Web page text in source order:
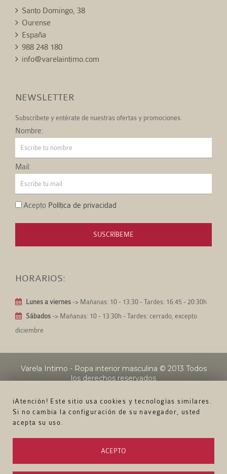
¡Atención! Este sitio usa cookies y tecnologías similares.
Si no cambia la configuración de su navegador, usted
acepta su uso.
ACEPTO
Santo Domingo, 38
Ourense
España
988 248 180
info@varelaintimo.com
NEWSLETTER
Subscríbete y entérate de nuestras ofertas y promociones.
Nombre:
Mail:
Acepto Política de privacidad
SUSCRÍBEME
HORARIOS:
Lunes a viernes -> Mañanas: 10 - 13:30 - Tardes: 16:45 - 20:30h
Sábados -> Mañanas: 10 - 13:30h - Tardes: cerrado, excepto
diciembre
Varela Intimo - Ropa interior masculina © 2013 Todos
los derechos reservados